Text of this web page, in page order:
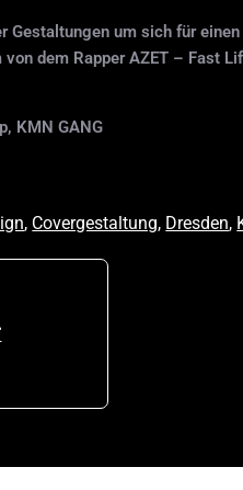
Gestaltungen um sich für
dem Rapper AZET – Fast
KMN GANG
, Covergestaltung, Dresden,